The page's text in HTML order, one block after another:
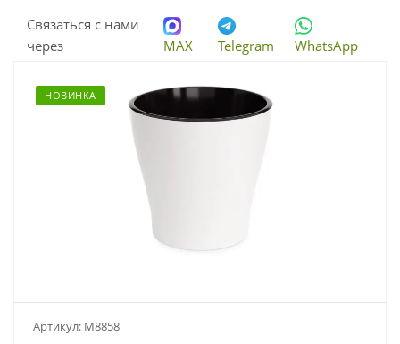
Связаться с нами
через
MAX Telegram WhatsApp
НОВИНКА
Артикул: М8858